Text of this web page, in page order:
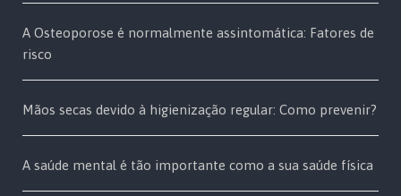
A Osteoporose é normalmente assintomática: Fatores de
risco
Mãos secas devido à higienização regular: Como prevenir?
A saúde mental é tão importante como a sua saúde física